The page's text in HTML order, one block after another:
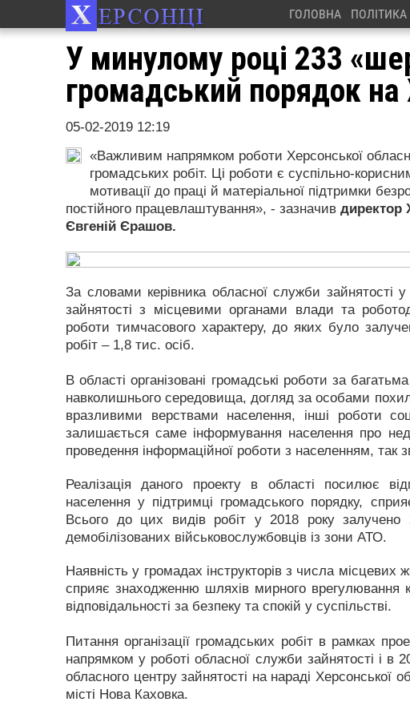
ГОЛОВНА ПОЛІТИКА
У минулому році 233
громадський порядок
05-02-2019 12:19
«Важливим напрямком роботи Херсонської
громадських робіт. Ці роботи є суспільно-
мотивації до праці й матеріальної підтримки
постійного працевлаштування», - зазначив директор
Євгеній Єрашов.
За словами керівника обласної служби зайнятості
зайнятості з місцевими органами влади та
роботи тимчасового характеру, до яких було
робіт – 1,8 тис. осіб.
В області організовані громадські роботи за
навколишнього середовища, догляд за особами
вразливими верствами населення, інші роботи
залишається саме інформування населення про
проведення інформаційної роботи з населенням,
Реалізація даного проекту в області посилює
населення у підтримці громадського порядку,
Всього до цих видів робіт у 2018 року залучено
демобілізованих військовослужбовців із зони АТО.
Наявність у громадах інструкторів з числа
сприяє знаходженню шляхів мирного врегулювання
відповідальності за безпеку та спокій у суспільстві.
Питання організації громадських робіт в рамках
напрямком у роботі обласної служби зайнятості і в
обласного центру зайнятості на нараді Херсонської
місті Нова Каховка.